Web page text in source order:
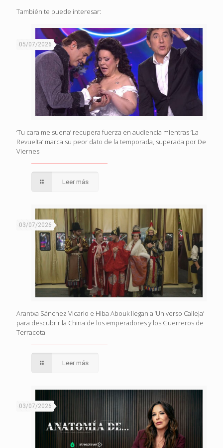
También te puede interesar:
05/07/2026
‘Tu cara me suena’ recupera fuerza en audiencia mientras ‘La
Revuelta’ marca su peor dato de la temporada, superada por De
Viernes
Leer más
03/07/2026
Arantxa Sánchez Vicario e Hiba Abouk llegan a ‘Universo Calleja’
para descubrir la China de los emperadores y los Guerreros de
Terracota
Leer más
03/07/2026